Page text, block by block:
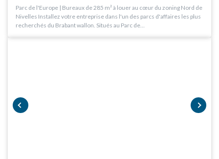
Parc de l'Europe | Bureaux de 285 m² à louer au cœur du zoning Nord de
Nivelles Installez votre entreprise dans l'un des parcs d'affaires les plus
recherchés du Brabant wallon. Situés au Parc de…